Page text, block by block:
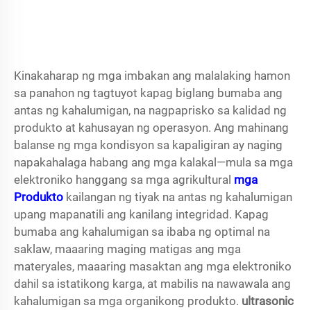
Kinakaharap ng mga imbakan ang malalaking hamon
sa panahon ng tagtuyot kapag biglang bumaba ang
antas ng kahalumigan, na nagpaprisko sa kalidad ng
produkto at kahusayan ng operasyon. Ang mahinang
balanse ng mga kondisyon sa kapaligiran ay naging
napakahalaga habang ang mga kalakal—mula sa mga
elektroniko hanggang sa mga agrikultural mga
Produkto kailangan ng tiyak na antas ng kahalumigan
upang mapanatili ang kanilang integridad. Kapag
bumaba ang kahalumigan sa ibaba ng optimal na
saklaw, maaaring maging matigas ang mga
materyales, maaaring masaktan ang mga elektroniko
dahil sa istatikong karga, at mabilis na nawawala ang
kahalumigan sa mga organikong produkto. ultrasonic